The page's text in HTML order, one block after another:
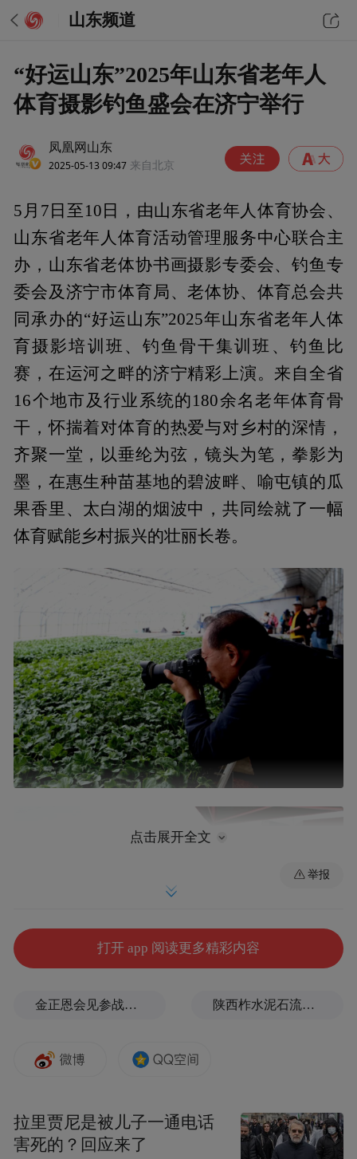
山东频道
“好运山东”2025年山东省老年人
体育摄影钓鱼盛会在济宁举行
凤凰网山东
2025-05-13 09:47 来自北京
5月7日至10日，由山东省老年人体育协会、
山东省老年人体育活动管理服务中心联合主
办，山东省老体协书画摄影专委会、钓鱼专
委会及济宁市体育局、老体协、体育总会共
同承办的“好运山东”2025年山东省老年人体
育摄影培训班、钓鱼骨干集训班、钓鱼比
赛，在运河之畔的济宁精彩上演。来自全省
16个地市及行业系统的180余名老年体育骨
干，怀揣着对体育的热爱与对乡村的深情，
齐聚一堂，以垂纶为弦，镜头为笔，拳影为
墨，在惠生种苗基地的碧波畔、喻屯镇的瓜
果香里、太白湖的烟波中，共同绘就了一幅
体育赋能乡村振兴的壮丽长卷。
点击展开全文
举报
打开 app 阅读更多精彩内容
金正恩会见参战老兵和战时立功者 陕西柞水泥石流灾害致3人遇难
拉里贾尼是被儿子一通电话
害死的？回应来了